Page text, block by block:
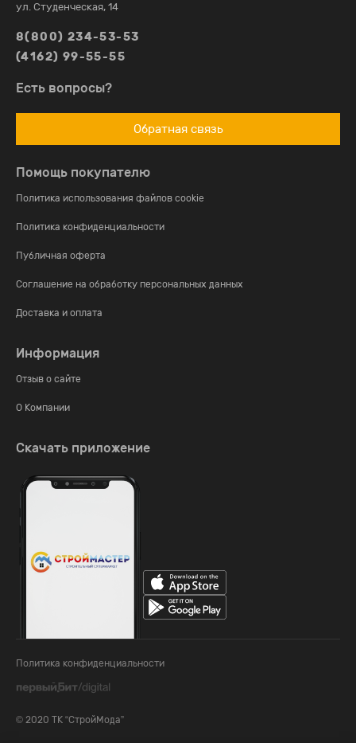
Помощь покупателю
Политика использования файлов cookie
Политика конфиденциальности
Публичная оферта
Соглашение на обработку персональных данных
Доставка и оплата
Информация
Отзыв о сайте
О Компании
ул. Студенческая, 14
8(800) 234-53-53
(4162) 99-55-55
Есть вопросы?
Обратная связь
Скачать приложение
© 2020 ТК “СтройМода”
Политика конфиденциальности